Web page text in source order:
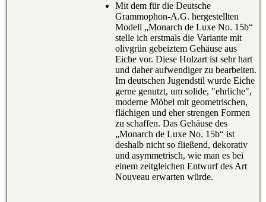
Mit dem für die Deutsche
Grammophon-A.G. hergestellten
Modell „Monarch de Luxe No. 15b“
stelle ich erstmals die Variante mit
olivgrün gebeiztem Gehäuse aus
Eiche vor. Diese Holzart ist sehr hart
und daher aufwendiger zu bearbeiten.
Im deutschen Jugendstil wurde Eiche
gerne genutzt, um solide, "ehrliche",
moderne Möbel mit geometrischen,
flächigen und eher strengen Formen
zu schaffen. Das Gehäuse des
„Monarch de Luxe No. 15b“ ist
deshalb nicht so fließend, dekorativ
und asymmetrisch, wie man es bei
einem zeitgleichen Entwurf des Art
Nouveau erwarten würde.